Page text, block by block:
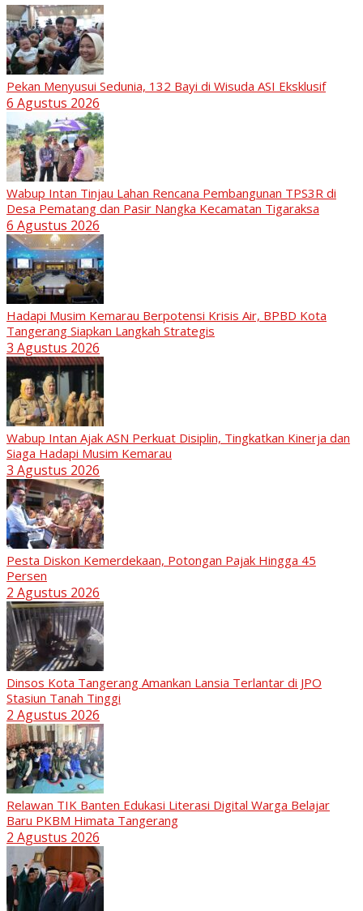
Pekan Menyusui Sedunia, 132 Bayi di Wisuda ASI Eksklusif
6 Agustus 2026
Wabup Intan Tinjau Lahan Rencana Pembangunan TPS3R di
Desa Pematang dan Pasir Nangka Kecamatan Tigaraksa
6 Agustus 2026
Hadapi Musim Kemarau Berpotensi Krisis Air, BPBD Kota
Tangerang Siapkan Langkah Strategis
3 Agustus 2026
Wabup Intan Ajak ASN Perkuat Disiplin, Tingkatkan Kinerja dan
Siaga Hadapi Musim Kemarau
3 Agustus 2026
Pesta Diskon Kemerdekaan, Potongan Pajak Hingga 45
Persen
2 Agustus 2026
Dinsos Kota Tangerang Amankan Lansia Terlantar di JPO
Stasiun Tanah Tinggi
2 Agustus 2026
Relawan TIK Banten Edukasi Literasi Digital Warga Belajar
Baru PKBM Himata Tangerang
2 Agustus 2026